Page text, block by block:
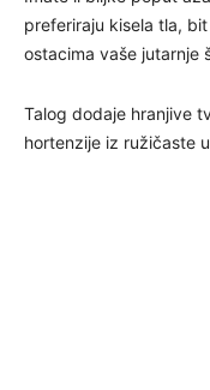
preferiraju kisela tla,
ostacima vaše jutarnje
Talog dodaje hranjive
hortenzije iz ružičaste